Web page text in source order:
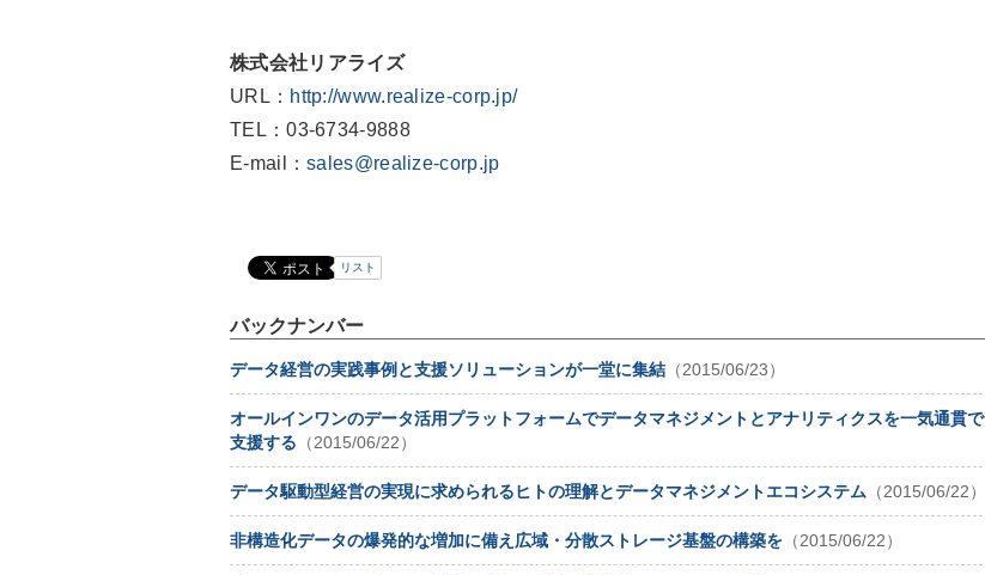
株式会社リアライズ
URL： http://www.realize-corp.jp/
TEL：03-6734-9888
E-mail：sales@realize-corp.jp
リスト
バックナンバー
データ経営の実践事例と支援ソリューションが一堂に集結 （2015/06/23）
オールインワンのデータ活用プラットフォームでデータマネジメントとアナリティクスを一気通貫で
支援する （2015/06/22）
データ駆動型経営の実現に求められるヒトの理解とデータマネジメントエコシステム （2015/06/22）
非構造化データの爆発的な増加に備え広域・分散ストレージ基盤の構築を （2015/06/22）